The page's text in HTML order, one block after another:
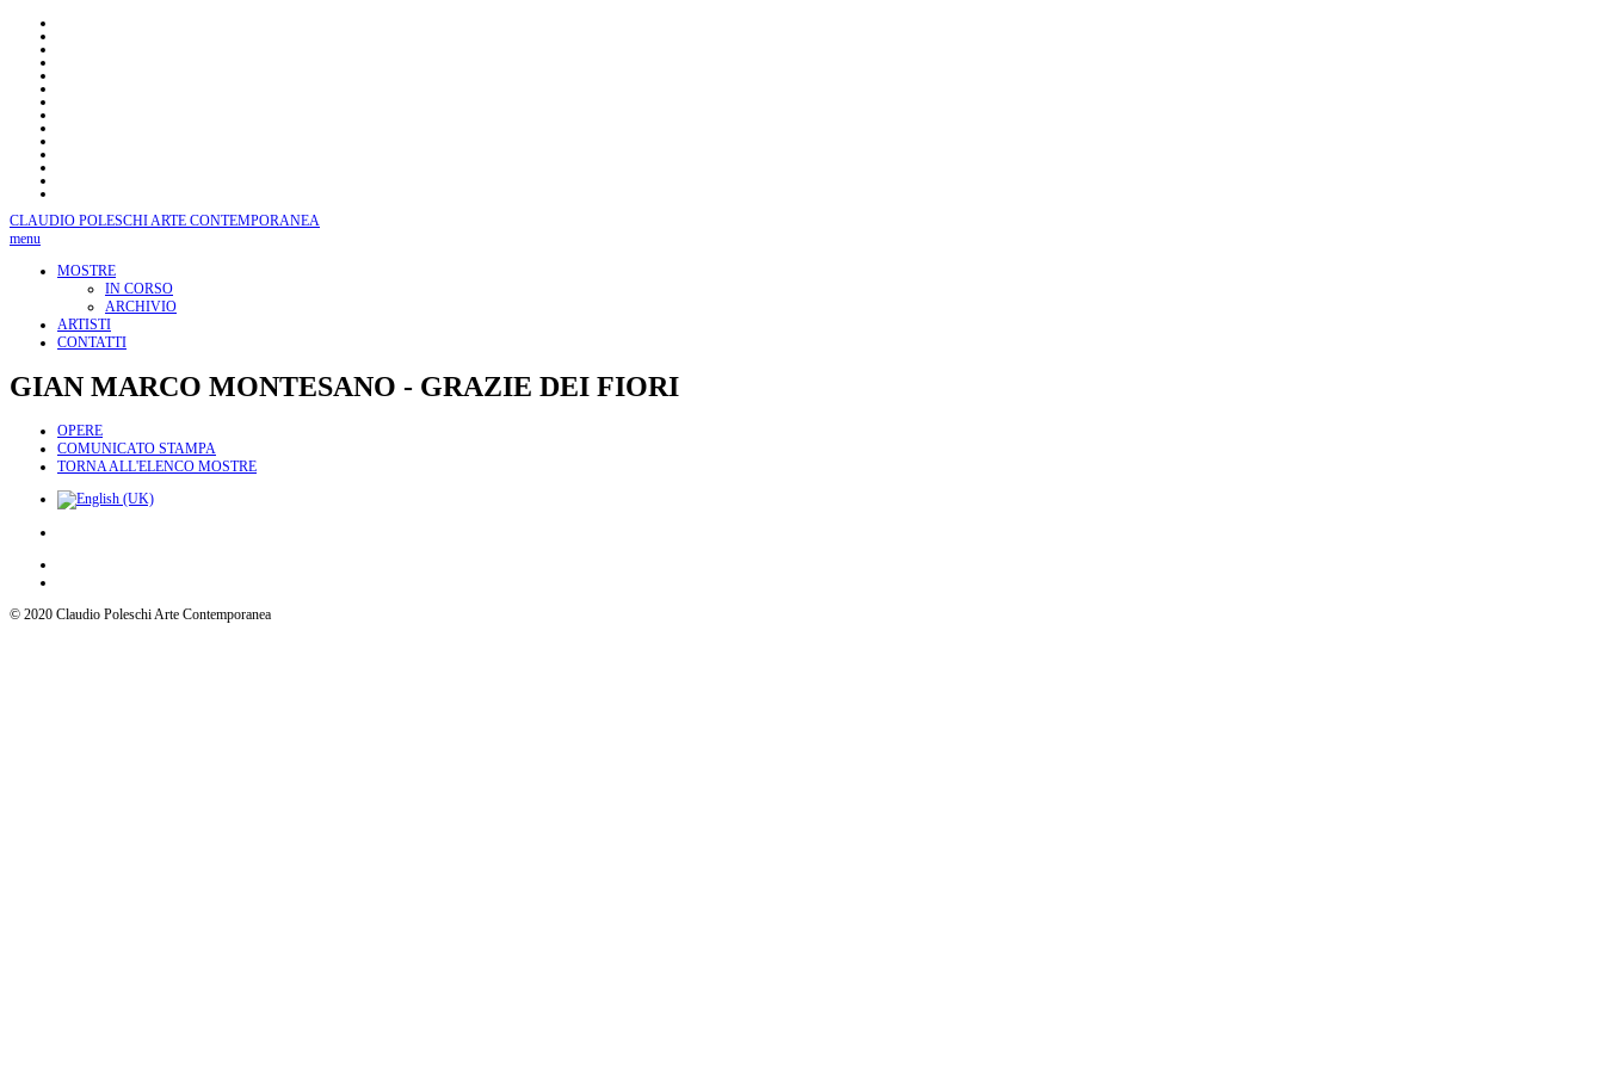
CLAUDIO POLESCHIARTE CONTEMPORANEA
menu
MOSTRE
IN CORSO
ARCHIVIO
ARTISTI
CONTATTI
GIAN MARCO MONTESANO - GRAZIE DEI FIORI
OPERE
COMUNICATO STAMPA
TORNA ALL'ELENCO MOSTRE
© 2020 Claudio Poleschi Arte Contemporanea